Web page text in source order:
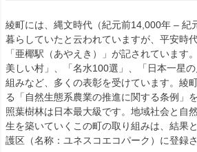
綾町には、縄文時代（紀元前14,000年 – 紀
暮らしていたと云われていますが、平安時
「亜椰駅（あやえき）」が記されています
美しい村」、「名水100選」、「日本一星
組みなど、多くの表彰を受けています。綾
る「自然生態系農業の推進に関する条例」
照葉樹林は日本最大級です。地域社会と自
生を築いていくこの町の取り組みは、結果
護区（名称：ユネスコエコパーク）に登録さ